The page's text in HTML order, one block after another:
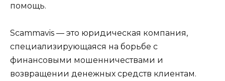
помощь.
Scammavis — это юридическая компания,
специализирующаяся на борьбе с
финансовыми мошенничествами и
возвращении денежных средств клиентам.